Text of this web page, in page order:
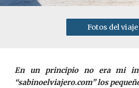
Fotos del viaje
En un principio no era mi
“sabinoelviajero.com” los